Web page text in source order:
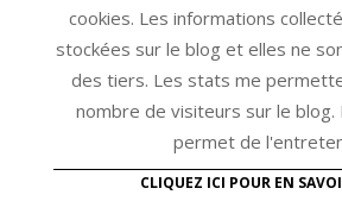
cookies. Les informations
stockées sur le blog et elles ne
des tiers. Les stats me
nombre de visiteurs sur le blog.
permet de
CLIQUEZ ICI POUR EN